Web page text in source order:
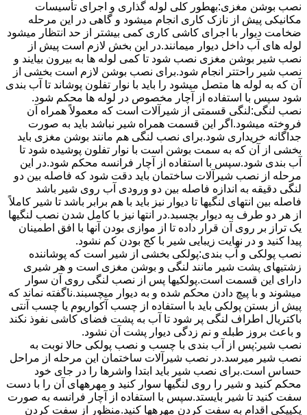
نصب بوشن مغزی:بهطور کلی لوله گذاری و اجرای تأسیسات
مکانیکی پیش از نازک کاری انجام میشود و گاهی در این مرحله
ضخامت دیوار با اجرای کاشی کاری کمی بیشتر از حد انتظار میشود
لوله های آب داخل دیوار میمانند.در این بخش لازم است پیش از
نصب شیر بوشن مغزی نصب شود تا کمی لوله ها به بیرون بیایند و
نصب شیر راحتتر انجام شود.برای نصب بوشن لازم است بخشی از
آن که به لوله ها متصل میشود را باید با نوار تفلون پوشاند تا آب بندی
شود سپس با استفاده از آچار مخصوص در لوله ها محکم شود.
نصب لنگی:لنگی قسمتی از شیرآلات است که معمولاً همراه آن
فروخته میشود.اگر این قسمت همراه شیر نباشد باید به صورت
جداگانه خریداری شود.برای نصب لنگی هم مانند بوشن مغزی باید
بخشی از آن که به سمت بوشن است با نوار تفلون پوشیده شود تا
آب بندی شود.سپس با استفاده از آچار فرانسه محکم شود.در این
مرحله از نصب شیرآلات ساختمان باید دقت شود که فاصله بین دو
لنگی دقیقه به اندازه فاصله بین دو ورودی آب روی شیر باشد
فاصله بین انتهای لنگیها تا دیوار نیز باید با هم برابر باشد تا شیر کاملاً
از هر دو طرف به دیوار بچسبد.در انتها نیز با کامل شدن نصب لنگیها
یک تراز بر روی آن قرار داده تا از موازی بودن آنها با افق اطمینان
پیدا کنید و در نهایت زیبایی شیر با کج بودن کم نشود.
نصب پولکی و آب بندی:پولکی بخشی از شیر است که پوشاننده
زشتیهای پشت شیر مانند لنگی و بوشن مغزی است و هر شیری
دارای این قسمت است.پولکیها پس از نصب لنگی روی آن سوار
میشوند و با پیچ دادن محکم شده و به دیوار میچسبند.ناگفته نماند که
پیش از بستن پولکی باید با استفاده از چسب آکواریوم یا چسب آنتی
باکتریال اطراف لنگی پر شود تا آب به پشت فضای کاشی نفوذ نکند
و باعث بروز طبله و نم زدگی دیوار پشت آن نشود.
نصب شیر:پس از آب بندی با چسب و نصب پولکی حالا نوبت به
نصب شیر میرسد.در نصب شیرآلات ساختمان این مرحله از مراحل
حساس است.برای نصب شیر باید ابتدا واشرها را در جای خود
محکم کنید و شیر را روی لنگیها سوار کنید و مهرههای آن را با دست
سفت کنید تا شیر بایستد.سپس با استفاده از آچار فرانسه به صورت
یکییکی اقدام به سفت کردن مهرهها کنید.منظور از سفت کردن